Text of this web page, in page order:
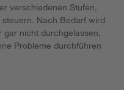
verschiedenen Stufen,
Nach Bedarf wird
gar nicht durchgelassen,
Probleme durchführen